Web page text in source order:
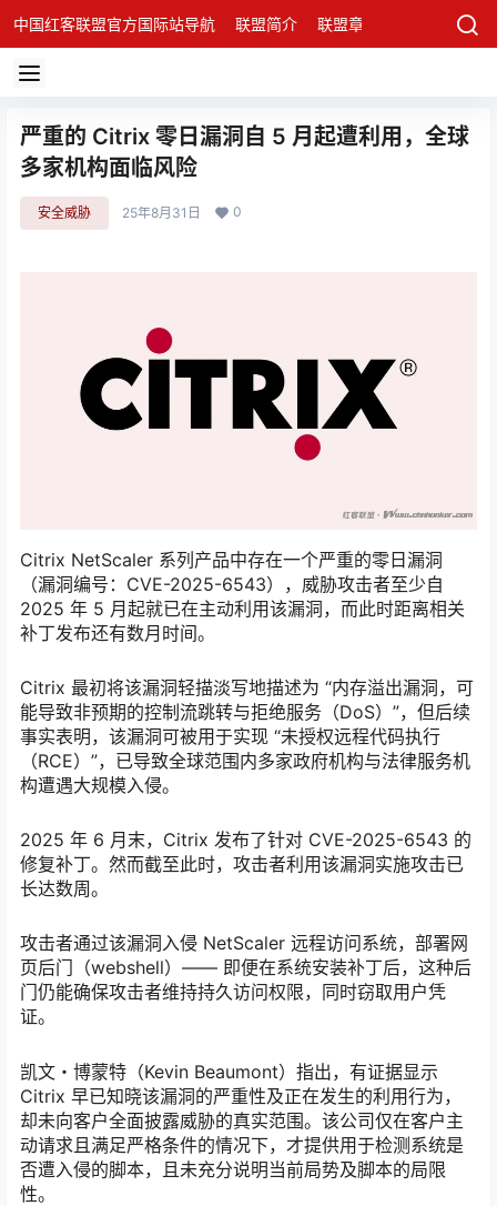
中国红客联盟官方国际站导航 联盟简介 联盟章程 联盟架构
严重的 Citrix 零日漏洞自 5 月起遭利用，全球
多家机构面临风险
安全威胁 25年8月31日 0
Citrix NetScaler 系列产品中存在一个严重的零日漏洞
（漏洞编号：CVE-2025-6543），威胁攻击者至少自
2025 年 5 月起就已在主动利用该漏洞，而此时距离相关
补丁发布还有数月时间。
Citrix 最初将该漏洞轻描淡写地描述为 “内存溢出漏洞，可
能导致非预期的控制流跳转与拒绝服务（DoS）”，但后续
事实表明，该漏洞可被用于实现 “未授权远程代码执行
（RCE）”，已导致全球范围内多家政府机构与法律服务机
构遭遇大规模入侵。
2025 年 6 月末，Citrix 发布了针对 CVE-2025-6543 的
修复补丁。然而截至此时，攻击者利用该漏洞实施攻击已
长达数周。
攻击者通过该漏洞入侵 NetScaler 远程访问系统，部署网
页后门（webshell）—— 即便在系统安装补丁后，这种后
门仍能确保攻击者维持持久访问权限，同时窃取用户凭
证。
凯文・博蒙特（Kevin Beaumont）指出，有证据显示
Citrix 早已知晓该漏洞的严重性及正在发生的利用行为，
却未向客户全面披露威胁的真实范围。该公司仅在客户主
动请求且满足严格条件的情况下，才提供用于检测系统是
否遭入侵的脚本，且未充分说明当前局势及脚本的局限
性。